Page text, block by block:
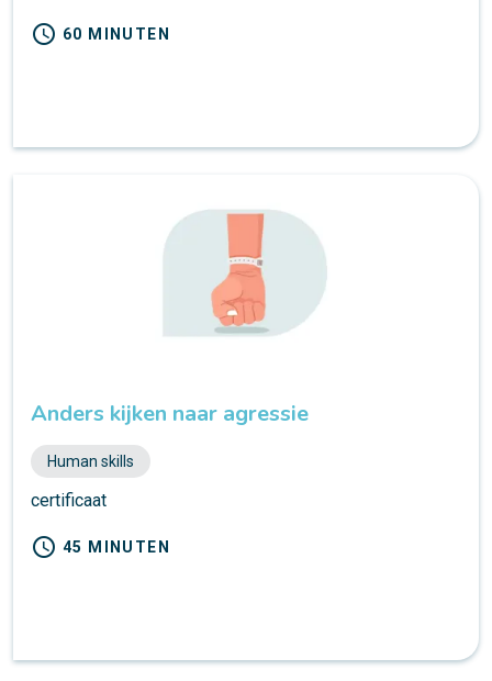
schedule 60 MINUTEN
Anders kijken naar agressie
Human skills
certificaat
schedule 45 MINUTEN